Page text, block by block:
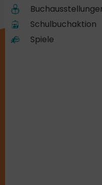
Schulbuchaktion
Spiele